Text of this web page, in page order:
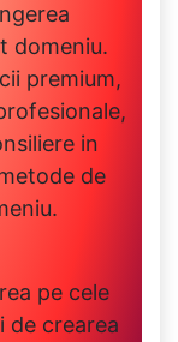
domeniu.
premium,
in
de
pe cele
de crearea